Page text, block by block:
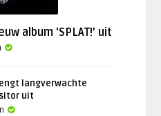
album ‘SPLAT!’ uit
langverwachte
uit